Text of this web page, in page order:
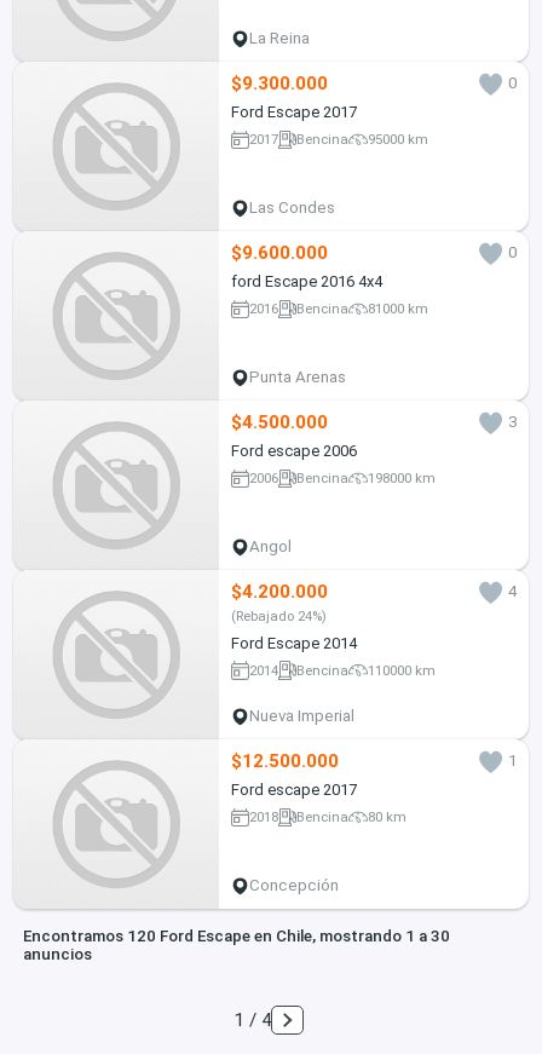
La Reina
$9.300.000
0
Ford Escape 2017
2017 Bencina 95000 km
Las Condes
$9.600.000
0
ford Escape 2016 4x4
2016 Bencina 81000 km
Punta Arenas
$4.500.000
3
Ford escape 2006
2006 Bencina 198000 km
Angol
$4.200.000 4
(Rebajado 24%)
Ford Escape 2014
2014 Bencina 110000 km
Nueva Imperial
$12.500.000
1
Ford escape 2017
2018 Bencina 80 km
Concepción
Encontramos 120 Ford Escape en Chile, mostrando 1 a 30
anuncios
1 / 4